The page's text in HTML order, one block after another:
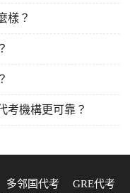
樣？
考機構更可靠？
多邻国代考
GRE代考